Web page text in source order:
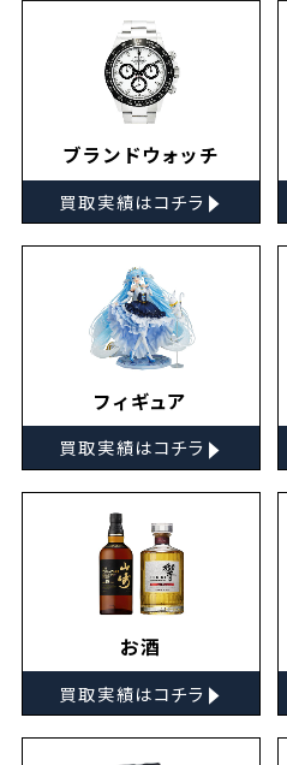
ブランドウォッチ
買取実績はコチラ ▸
フィギュア
買取実績はコチラ ▸
お酒
買取実績はコチラ ▸